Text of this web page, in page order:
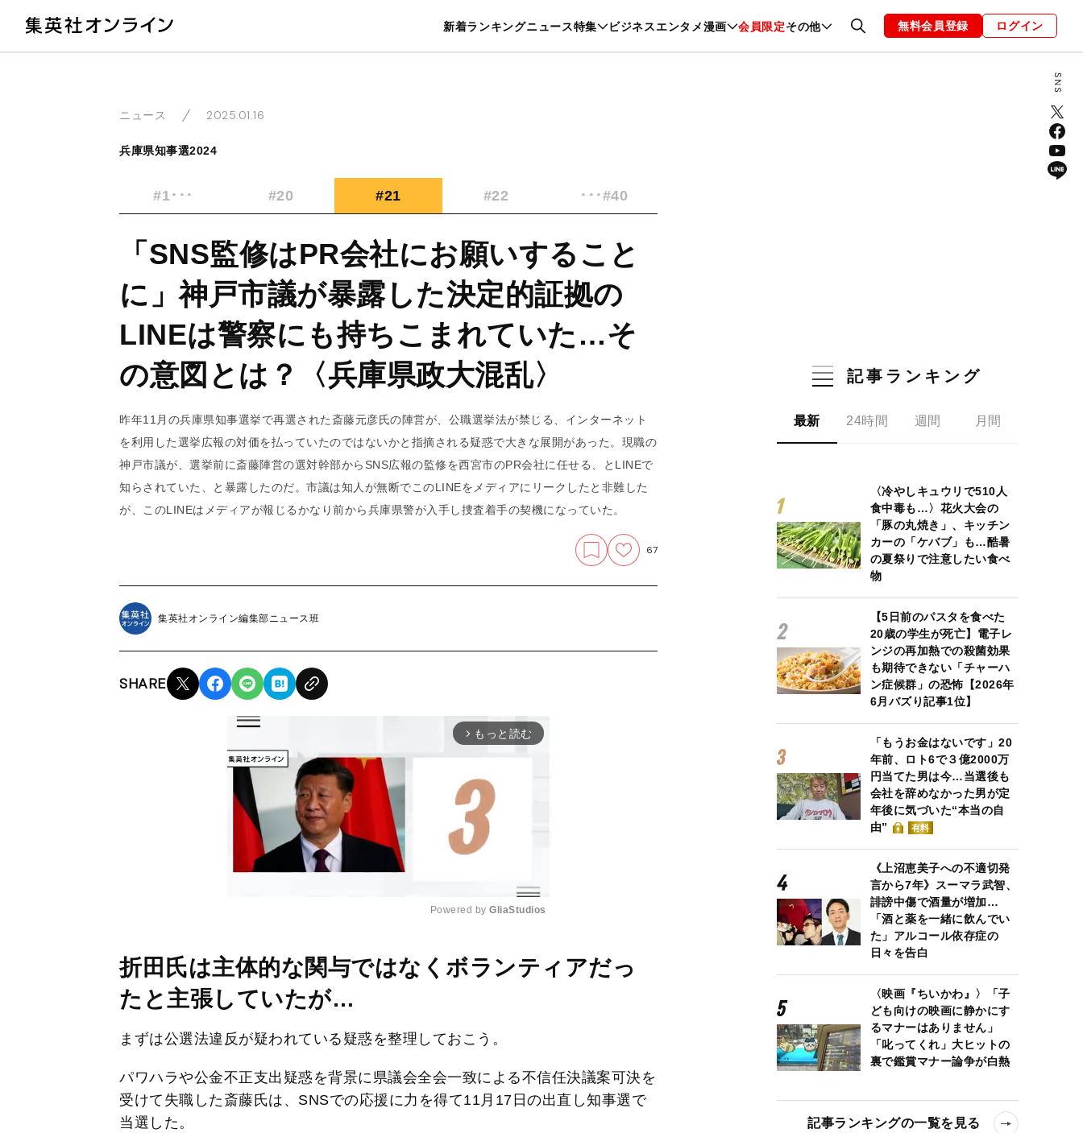
新着ランキングニュース特集 ビジネスエンタメ漫画 会員限定その他
暮らし スポーツ ヘルスケア 美容 グルメ ファッション 恋愛・結婚 編集部 お知らせ
無料会員登録 ログイン
ニュース 2025.01.16
兵庫県知事選2024
#1･･･ #20 #21 #22 ･･･#40
「SNS監修はPR会社にお願いすること
に」神戸市議が暴露した決定的証拠の
LINEは警察にも持ちこまれていた…そ
の意図とは？〈兵庫県政大混乱〉
昨年11月の兵庫県知事選挙で再選された斎藤元彦氏の陣営が、公職選挙法が禁じる、インターネット
を利用した選挙広報の対価を払っていたのではないかと指摘される疑惑で大きな展開があった。現職の
神戸市議が、選挙前に斎藤陣営の選対幹部からSNS広報の監修を西宮市のPR会社に任せる、とLINEで
知らされていた、と暴露したのだ。市議は知人が無断でこのLINEをメディアにリークしたと非難した
が、このLINEはメディアが報じるかなり前から兵庫県警が入手し捜査着手の契機になっていた。
67
集英社オンライン編集部ニュース班
SHARE
arrow_forward_ios もっと読む
M
u
Powered by GliaStudios
折田氏は主体的な関与ではなくボランティアだっ
たと主張していたが…
まずは公選法違反が疑われている疑惑を整理しておこう。
パワハラや公金不正支出疑惑を背景に県議会全会一致による不信任決議案可決を
受けて失職した斎藤氏は、SNSでの応援に力を得て11月17日の出直し知事選で
当選した。
記事ランキング
最新 24時間 週間 月間
〈冷やしキュウリで510人
食中毒も…〉花火大会の
「豚の丸焼き」、キッチン
カーの「ケバブ」も…酷暑
の夏祭りで注意したい食べ
物
【5日前のパスタを食べた
20歳の学生が死亡】電子レ
ンジの再加熱での殺菌効果
も期待できない「チャーハ
ン症候群」の恐怖【2026年
6月バズり記事1位】
「もうお金はないです」20
年前、ロト6で３億2000万
円当てた男は今…当選後も
会社を辞めなかった男が定
年後に気づいた“本当の自
由”
有料
《上沼恵美子への不適切発
言から7年》スーマラ武智、
誹謗中傷で酒量が増加…
「酒と薬を一緒に飲んでい
た」アルコール依存症の
日々を告白
〈映画『ちいかわ』〉「子
ども向けの映画に静かにす
るマナーはありません」
「叱ってくれ」大ヒットの
裏で鑑賞マナー論争が白熱
記事ランキングの一覧を見る